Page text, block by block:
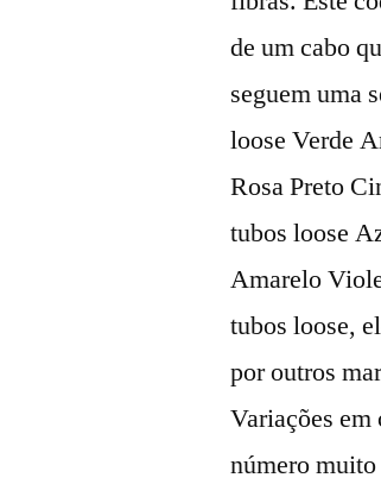
de um cabo
seguem uma
loose Verde
Rosa Preto
tubos loose
Amarelo
tubos loose,
por outros
Variações em
número